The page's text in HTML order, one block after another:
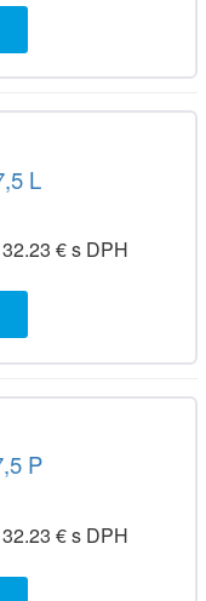
L
32.23 € s DPH
P
32.23 € s DPH